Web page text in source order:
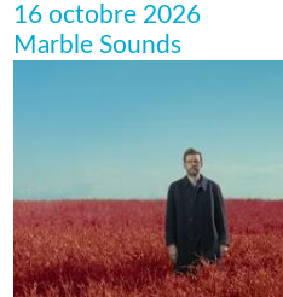
16 octobre 2026
Marble Sounds